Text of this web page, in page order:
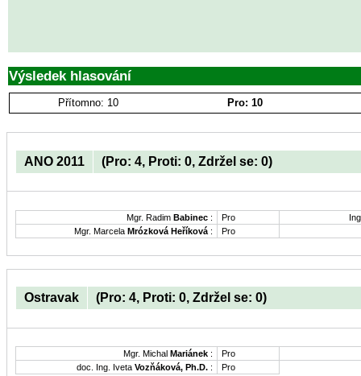
Výsledek hlasování
Přítomno: 10 Pro: 10
ANO 2011 (Pro: 4, Proti: 0, Zdržel se: 0)
Mgr. Radim Babinec : Pro
Mgr. Marcela Mrózková Heříková : Pro
Ostravak (Pro: 4, Proti: 0, Zdržel se: 0)
Mgr. Michal Mariánek :
Pro
doc. Ing. Iveta Vozňáková, Ph.D. : Pro